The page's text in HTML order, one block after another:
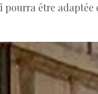
être